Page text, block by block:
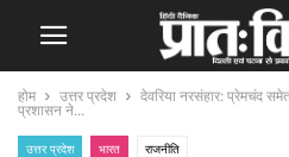
होम उत्तर प्रदेश
देवरिया नरसंहार: प्रेमचंद
प्रशासन ने...
उत्तर प्रदेश भारत राजनीति